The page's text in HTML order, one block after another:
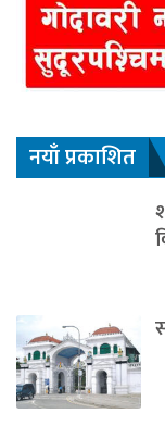
नयाँ प्रकाशित